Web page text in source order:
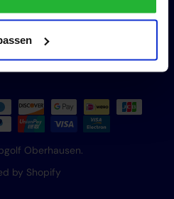
Oberhausen.
by Shopify